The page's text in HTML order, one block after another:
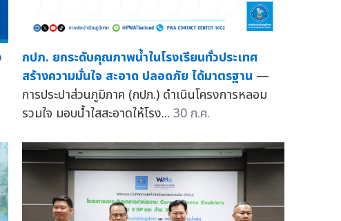
กปภ. ยกระดับคุณภาพน้ำในโรงเรียนทั่วประเทศ
สร้างความมั่นใจ สะอาด ปลอดภัย ได้มาตรฐาน —
การประปาส่วนภูมิภาค (กปภ.) ดำเนินโครงการหลอม
รวมใจ มอบน้ำใสสะอาดให้โรง... 30 ก.ค.